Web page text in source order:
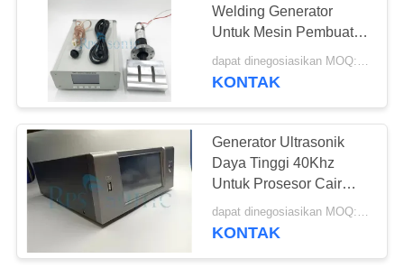
TENTANG
KAMI
TUR
PABRIK
KONTROL
KUALITAS
Ultrasonik
pengelasan
transduser
51
Welding Generator
Untuk Mesin Pembuat
Masker Ultrasonic Mask
Slicer
dapat dinegosiasikan MOQ:1 buah
KONTAK
Generator Ultrasonik
Daya Tinggi 40Khz
Untuk Prosesor Cair
Pemotong Las
dapat dinegosiasikan MOQ:1 buah
KONTAK